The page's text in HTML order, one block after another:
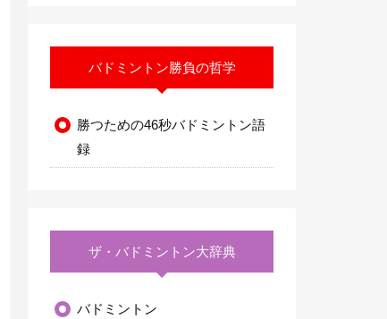
バドミントン勝負の哲学
勝つための46秒バドミントン語
録
ザ・バドミントン大辞典
バドミントン